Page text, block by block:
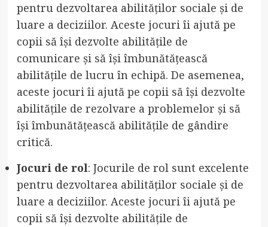
pentru dezvoltarea abilităților sociale și de
luare a deciziilor. Aceste jocuri îi ajută pe
copii să își dezvolte abilitățile de
comunicare și să își îmbunătățească
abilitățile de lucru în echipă. De asemenea,
aceste jocuri îi ajută pe copii să își dezvolte
abilitățile de rezolvare a problemelor și să
își îmbunătățească abilitățile de gândire
critică.
Jocuri de rol: Jocurile de rol sunt excelente
pentru dezvoltarea abilităților sociale și de
luare a deciziilor. Aceste jocuri îi ajută pe
copii să își dezvolte abilitățile de